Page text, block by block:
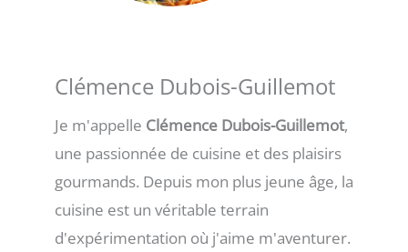
Clémence Dubois-Guillemot
Je m'appelle Clémence Dubois-Guillemot,
une passionnée de cuisine et des plaisirs
gourmands. Depuis mon plus jeune âge, la
cuisine est un véritable terrain
d'expérimentation où j'aime m'aventurer.